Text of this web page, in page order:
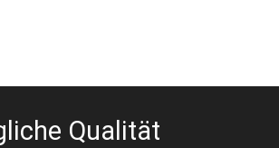
Qualität